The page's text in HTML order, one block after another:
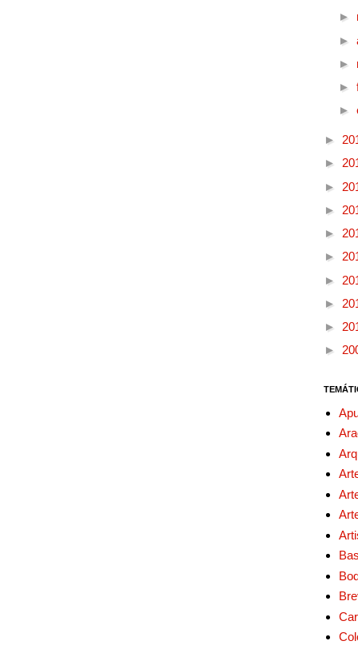
►
►
►
►
►
►
►
►
►
►
►
►
►
►
►